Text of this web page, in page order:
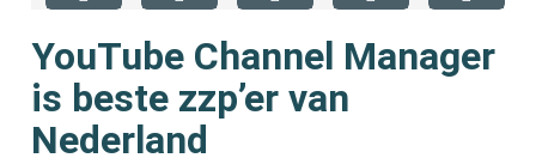
YouTube Channel Manager
is beste zzp’er van
Nederland